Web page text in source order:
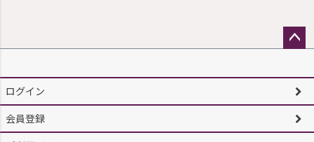
ップ
へ
ログイン
会員登録